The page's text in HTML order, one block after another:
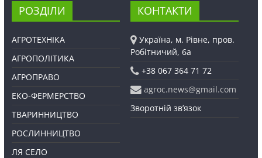
РОЗДІЛИ
АГРОТЕХНІКА
АГРОПОЛІТИКА
АГРОПРАВО
ЕКО-ФЕРМЕРСТВО
ТВАРИННИЦТВО
РОСЛИННИЦТВО
ЛЯ СЕЛО
КОНТАКТИ
Україна, м. Рівне, пров.
Робітничий, 6а
+38 067 364 71 72
agroc.news@gmail.com
Зворотній зв’язок